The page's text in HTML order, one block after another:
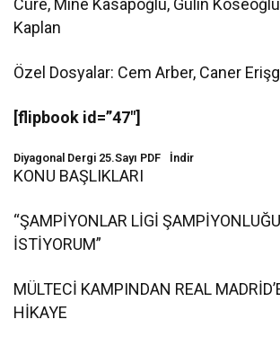
Cüre, Mine Kasapoğlu, Gülin
Kaplan
Özel Dosyalar: Cem Arber, Caner
[flipbook id=”47″]
Diyagonal Dergi 25.Sayı PDF İndir
KONU BAŞLIKLARI
“ŞAMPİYONLAR LİGİ
İSTİYORUM”
MÜLTECİ KAMPINDAN REAL
HİKAYE